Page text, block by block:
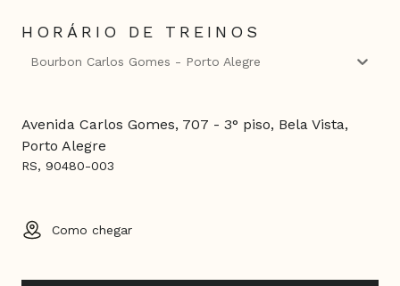
HORÁRIO DE TREINOS
Bourbon Carlos Gomes - Porto Alegre
Avenida Carlos Gomes, 707 - 3° piso, Bela Vista,
Porto Alegre
RS, 90480-003
Como chegar